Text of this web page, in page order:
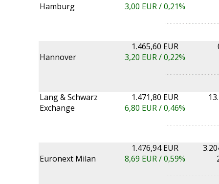
Hamburg
3,00 EUR /0,21%
Hannover
1.465,60 EUR
3,20 EUR /0,22%
Lang & Schwarz
Exchange
1.471,80 EUR
6,80 EUR /0,46%
Euronext Milan
1.476,94 EUR
8,69 EUR /0,59%